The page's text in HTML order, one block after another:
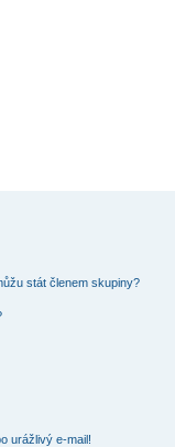
stát členem skupiny?
urážlivý e-mail!